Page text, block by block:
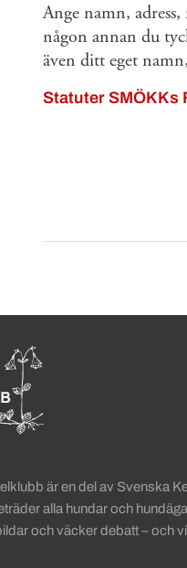
Ange namn,
någon annan du
även ditt eget
Statuter SMÖKKs
och
är en del av Svenska
alla hundar och
och väcker debatt – och